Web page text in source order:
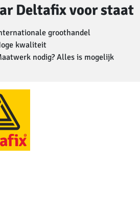
Deltafix voor staat
groothandel
kwaliteit
nodig? Alles is mogelijk